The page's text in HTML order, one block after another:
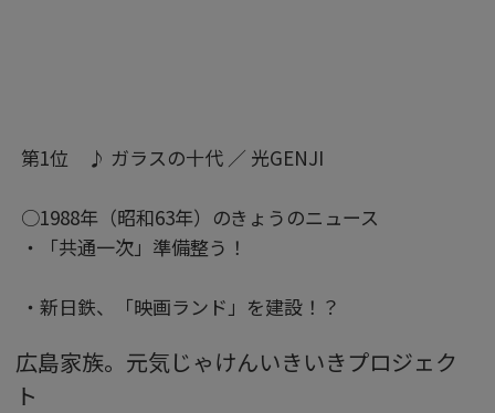
第1位 ♪ ガラスの十代 ／ 光GENJI
○1988年（昭和63年）のきょうのニュース
・「共通一次」準備整う！
・新日鉄、「映画ランド」を建設！？
広島家族。元気じゃけんいきいきプロジェク
ト